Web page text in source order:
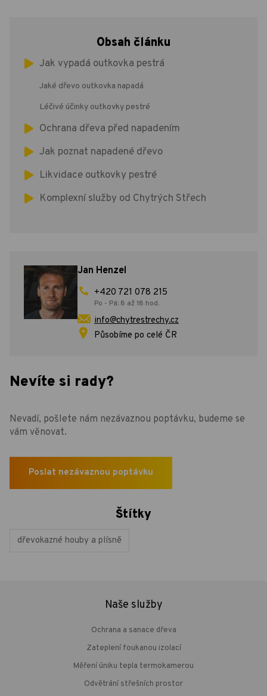
Obsah článku
Jak vypadá outkovka pestrá
Jaké dřevo outkovka napadá
Léčivé účinky outkovky pestré
Ochrana dřeva před napadením
Jak poznat napadené dřevo
Likvidace outkovky pestré
Komplexní služby od Chytrých Střech
Jan Henzel
+420 721 078 215
Po - Pá: 8 až 18 hod.
info@chytrestrechy.cz
Působíme po celé ČR
Nevíte si rady?
Nevadí, pošlete nám nezávaznou poptávku, budeme se
vám věnovat.
Poslat nezávaznou poptávku
Štítky
dřevokazné houby a plísně
Naše služby
Ochrana a sanace dřeva
Zateplení foukanou izolací
Měření úniku tepla termokamerou
Odvětrání střešních prostor